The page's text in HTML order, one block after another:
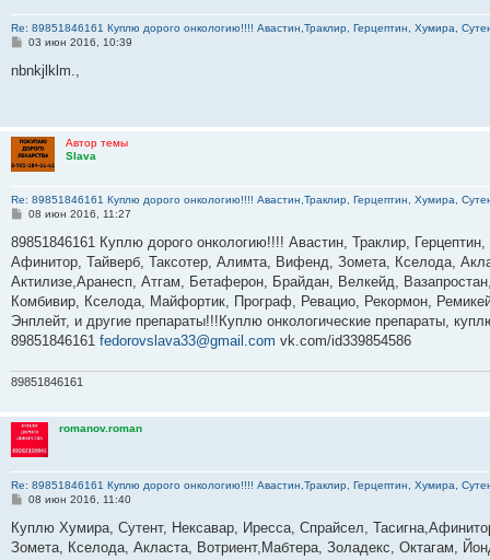
Re: 89851846161 Куплю дорого онкологию!!!! Авастин,Траклир, Герцептин, Хумира,
С
о
е
03 июн 2016, 10:39
nbnkjlklm.,
Автор темы
Slava
Re: 89851846161 Куплю дорого онкологию!!!! Авастин,Траклир, Герцептин, Хумира,
С
о
щ
е
и
е
08 июн 2016, 11:27
89851846161 Куплю дорого онкологию!!!! Авастин, Траклир,
Афинитор, Тайверб, Таксотер, Алимта, Вифенд, Зомета, Кселода,
Актилизе,Аранесп, Атгам, Бетаферон, Брайдан, Велкейд,
Комбивир, Кселода, Майфортик, Програф, Ревацио, Рекормон,
Энплейт, и другие препараты!!!Куплю онкологические препараты,
89851846161 fedorovslava33@gmail.com vk.com/id339854586
89851846161
romanov.roman
Re: 89851846161 Куплю дорого онкологию!!!! Авастин,Траклир, Герцептин, Хумира,
С
о
б
щ
08 июн 2016, 11:40
Куплю Хумира, Сутент, Нексавар, Иресса, Спрайсел,
Зомета, Кселода, Акласта, Вотриент,Мабтера, Золадекс, Октагам,